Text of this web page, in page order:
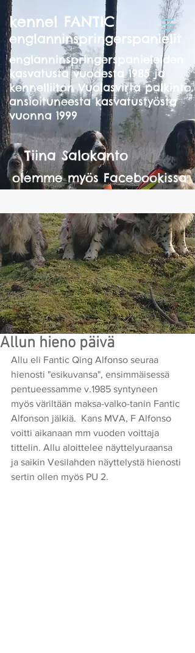
kennel FANTIC
englanninspringerspanielit
englanninspringerspanieleiden
kasvatusta vuodesta 1985 ja
kennelliiton Vuolasvirta palkinto
ansioituneesta kasvatustyösta
vuonna 1999
Tiina Salokanto
olemme myös Facebookissa
Allun hieno päivä
Allu eli Fantic Qing Alfonso seuraa
hienosti "esikuvansa", ensimmäisessä
pentueessamme v.1985 syntyneen
myös väriltään maksa-valko-tanin Fantic
Alfonson jälkiä.  Kans MVA, F Alfonso
voitti aikanaan mm vuoden voittaja
tittelin. Allu aloittelee näyttelyuraansa
ja saikin Vesilahden näyttelystä hienosti
sertin ollen myös PU 2.